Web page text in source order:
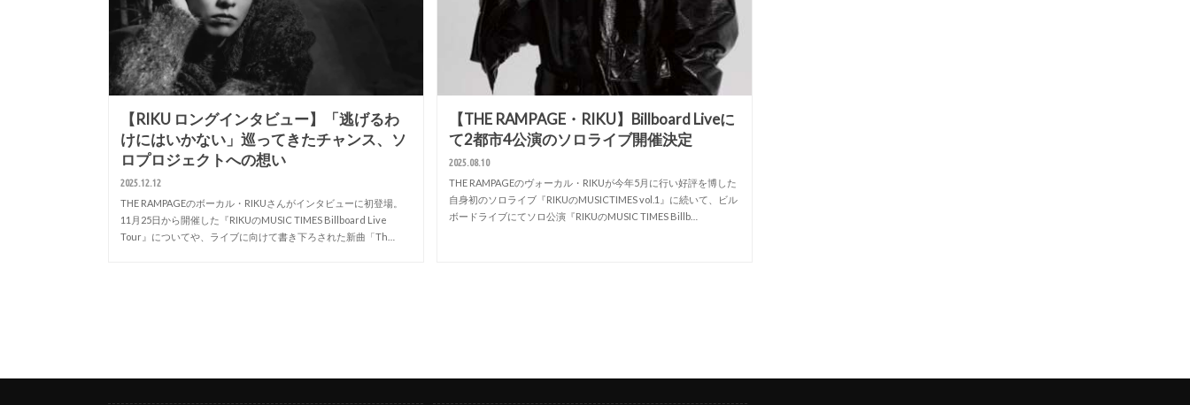
【RIKU ロングインタビュー】「逃げるわ
けにはいかない」巡ってきたチャンス、ソ
ロプロジェクトへの想い
2025.12.12
THE RAMPAGEのボーカル・RIKUさんがインタビューに初登場。
11月25日から開催した『RIKUのMUSIC TIMES Billboard Live
Tour』についてや、ライブに向けて書き下ろされた新曲「Th…
【THE RAMPAGE・RIKU】Billboard Liveに
て2都市4公演のソロライブ開催決定
2025.08.10
THE RAMPAGEのヴォーカル・RIKUが今年5月に行い好評を博した
自身初のソロライブ『RIKUのMUSICTIMES vol.1』に続いて、ビル
ボードライブにてソロ公演『RIKUのMUSIC TIMES Billb…